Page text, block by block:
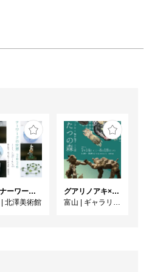
バーナーワークの世界 2026
北澤美術館
グアリノアキ×桜井裕子 二人展 ふたつの森
富山
ギャラリー1045 富山